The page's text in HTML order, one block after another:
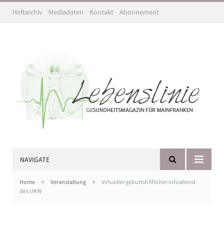
Heftarchiv Mediadaten Kontakt Abonnement
NAVIGATE
Home » Veranstaltung »
Virtueller geburtshilflicher Infoabend
des UKW